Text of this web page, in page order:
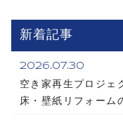
新着記事
2026.07.30
空き家再生プロジェ
床・壁紙リフォーム